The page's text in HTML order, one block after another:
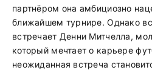
партнёром она амбициозно
ближайшем турнире. Однако
встречает Денни Митчелла,
который мечтает о карьере
неожиданная встреча